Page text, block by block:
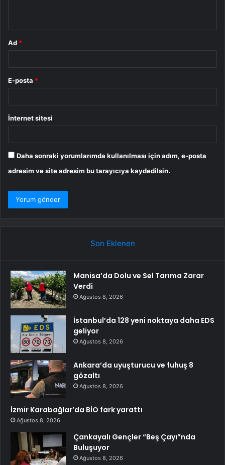
Ad *
E-posta *
İnternet sitesi
Daha sonraki yorumlarımda kullanılması için adım, e-posta
adresim ve site adresim bu tarayıcıya kaydedilsin.
Son Eklenen
Manisa’da Dolu ve Sel Tarıma Zarar
Verdi
Ağustos 8, 2026
İstanbul’da 128 yeni noktaya daha EDS
geliyor
Ağustos 8, 2026
Ankara’da uyuşturucu ve fuhuş 8
gözaltı
Ağustos 8, 2026
İzmir Karabağlar’da BİO fark yarattı
Ağustos 8, 2026
Çankayalı Gençler “Beş Çayı”nda
Buluşuyor
Ağustos 8, 2026